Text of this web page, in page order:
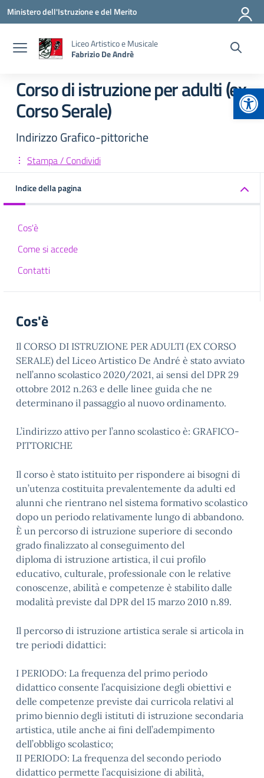
Vai ai contenuti
Vai al menu di navigazione
Vai al footer
Ministero dell'Istruzione e del Merito
Liceo Artistico e Musicale
Fabrizio De Andrè
Corso di istruzione per adulti (ex
Corso Serale)
Indirizzo Grafico-pittoriche
Stampa / Condividi
Indice della pagina
Cos'è
Come si accede
Contatti
Cos'è
Il CORSO DI ISTRUZIONE PER ADULTI (EX CORSO
SERALE) del Liceo Artistico De André è stato avviato
nell’anno scolastico 2020/2021, ai sensi del DPR 29
ottobre 2012 n.263 e delle linee guida che ne
determinano il passaggio al nuovo ordinamento.
L’indirizzo attivo per l’anno scolastico è: GRAFICO-
PITTORICHE
Il corso è stato istituito per rispondere ai bisogni di
un’utenza costituita prevalentemente da adulti ed
alunni che rientrano nel sistema formativo scolastico
dopo un periodo relativamente lungo di abbandono.
È un percorso di istruzione superiore di secondo
grado finalizzato al conseguimento del
diploma di istruzione artistica, il cui profilo
educativo, culturale, professionale con le relative
conoscenze, abilità e competenze è stabilito dalle
modalità previste dal DPR del 15 marzo 2010 n.89.
Il percorso di istruzione artistica serale si articola in
tre periodi didattici:
I PERIODO: La frequenza del primo periodo
didattico consente l’acquisizione degli obiettivi e
delle competenze previste dai curricola relativi al
primo biennio degli istituti di istruzione secondaria
artistica, utile anche ai fini dell’adempimento
dell’obbligo scolastico;
II PERIODO: La frequenza del secondo periodo
didattico permette l’acquisizione di abilità,